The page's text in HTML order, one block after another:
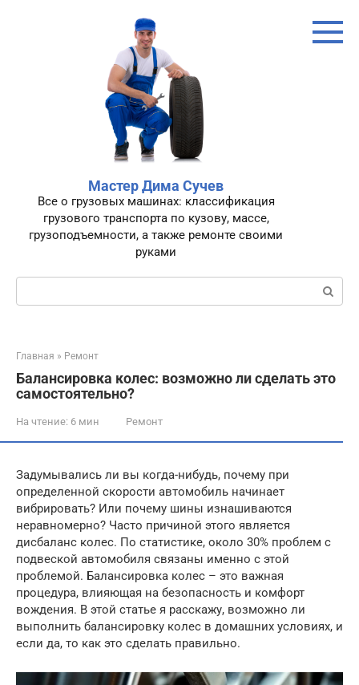
Мастер Дима Сучев
Все о грузовых машинах: классификация
грузового транспорта по кузову, массе,
грузоподъемности, а также ремонте своими
руками
Поиск:
Главная » Ремонт
Балансировка колес: возможно ли сделать это
самостоятельно?
На чтение: 6 мин Ремонт
Задумывались ли вы когда-нибудь, почему при
определенной скорости автомобиль начинает
вибрировать? Или почему шины изнашиваются
неравномерно? Часто причиной этого является
дисбаланс колес. По статистике, около 30% проблем с
подвеской автомобиля связаны именно с этой
проблемой. Балансировка колес – это важная
процедура, влияющая на безопасность и комфорт
вождения. В этой статье я расскажу, возможно ли
выполнить балансировку колес в домашних условиях, и
если да, то как это сделать правильно.